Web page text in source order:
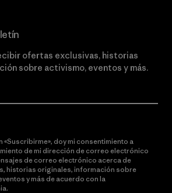
ofertas exclusivas, historias
sobre activismo, eventos y más.
«Suscribirme», doy mi consentimiento a
de mi dirección de correo electrónico
de correo electrónico acerca de
historias originales, información sobre
y más de acuerdo con la